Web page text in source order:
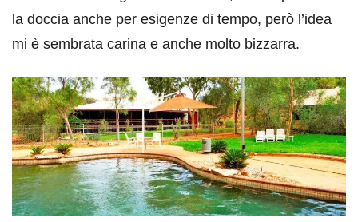
la doccia anche per esigenze di tempo, però l’idea
mi è sembrata carina e anche molto bizzarra.